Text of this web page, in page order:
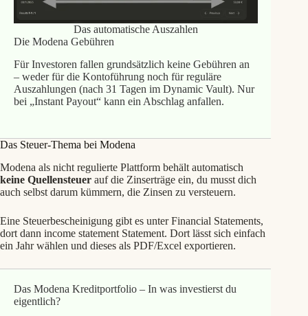
Das automatische Auszahlen
Die Modena Gebühren
Für Investoren fallen grundsätzlich keine Gebühren an
– weder für die Kontoführung noch für reguläre
Auszahlungen (nach 31 Tagen im Dynamic Vault). Nur
bei „Instant Payout“ kann ein Abschlag anfallen.
Das Steuer-Thema bei Modena
Modena als nicht regulierte Plattform behält automatisch
keine Quellensteuer auf die Zinserträge ein, du musst dich
auch selbst darum kümmern, die Zinsen zu versteuern.
Eine Steuerbescheinigung gibt es unter Financial Statements,
dort dann income statement Statement. Dort lässt sich einfach
ein Jahr wählen und dieses als PDF/Excel exportieren.
Das Modena Kreditportfolio – In was investierst du
eigentlich?